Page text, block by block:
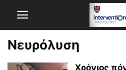
Νευρόλυση
Χρόνιος